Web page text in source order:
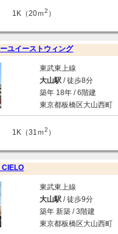
1K（20ｍ2 ）
ユイーストウィング
東武東上線
大山駅/ 徒歩8分
築年 18年 / 6階建
東京都板橋区大山西町
1K（31ｍ2 ）
東武東上線
大山駅/ 徒歩9分
築年 新築 / 3階建
東京都板橋区大山西町